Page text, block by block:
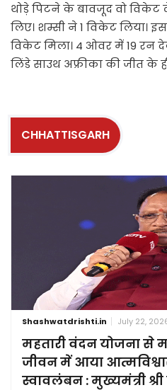
थोड़े पिटने के बावजूद वो विकेट
लिए। शम्सी ने 1 विकेट लिया।
विकेट मिला। 4 ओवर में 19 रन
लिंडे साउथ अफ्रीका की जीत के
CHHATTISGARH
Shashwatdrishti.in July 22,
महतारी वंदन योजना से
जीवन में आया
स्वावलंबन : मुख्यमंत्री